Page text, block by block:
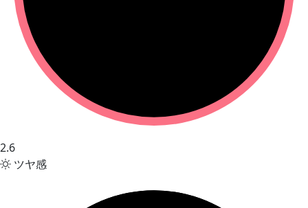
2.6
ツヤ感